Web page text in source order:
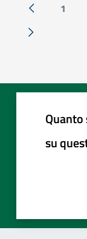
« Precedente
1
Successiva »
su